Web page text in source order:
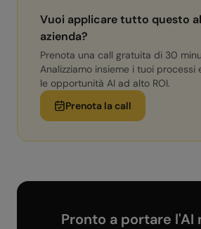
Vuoi applicare tutto questo
azienda?
Prenota una call gratuita di 30
Analizziamo insieme i tuoi processi
le opportunità AI ad alto ROI.
Prenota la call
Pronto a portare l'AI